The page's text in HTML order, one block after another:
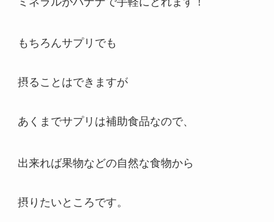
もちろんサプリでも
摂ることはできますが
あくまでサプリは補助食品なので、
出来れば果物などの自然な食物から
摂りたいところです。